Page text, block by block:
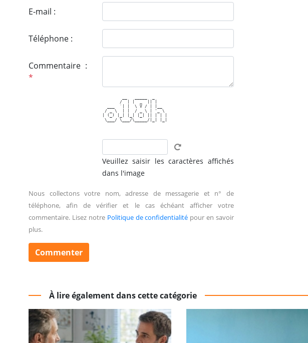
E-mail :
Téléphone :
Commentaire :
*
       /  | |  _  || |
  ___  `| |  \ V / | |__
/ _ \  | |  / _ \ | '_ \
| (_) |_| |_| |_| || | | |
\___/ \___/\_____/|_| |_|
Veuillez saisir les caractères affichés
dans l'image
Nous collectons votre nom, adresse de messagerie et n° de
téléphone, afin de vérifier et le cas échéant afficher votre
commentaire. Lisez notre Politique de confidentialité pour en savoir
plus.
À lire également dans cette catégorie